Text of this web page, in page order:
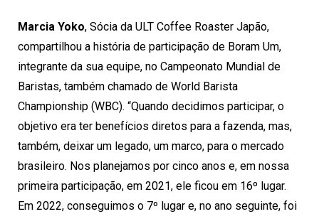
Marcia Yoko, Sócia da ULT Coffee Roaster Japão,
compartilhou a história de participação de Boram Um,
integrante da sua equipe, no Campeonato Mundial de
Baristas, também chamado de World Barista
Championship (WBC). “Quando decidimos participar, o
objetivo era ter benefícios diretos para a fazenda, mas,
também, deixar um legado, um marco, para o mercado
brasileiro. Nos planejamos por cinco anos e, em nossa
primeira participação, em 2021, ele ficou em 16º lugar.
Em 2022, conseguimos o 7º lugar e, no ano seguinte, foi